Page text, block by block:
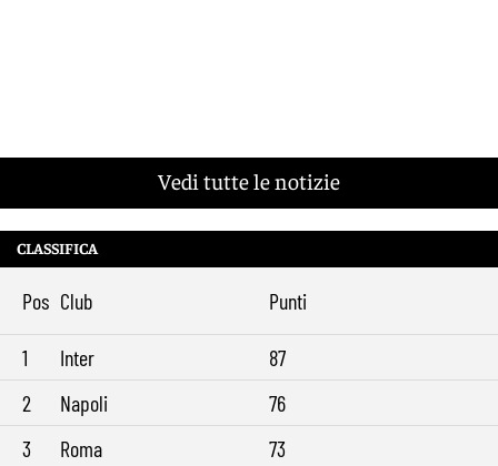
Vedi tutte le notizie
CLASSIFICA
Pos Club Punti
1 Inter
87
2
Napoli
76
3
Roma
73